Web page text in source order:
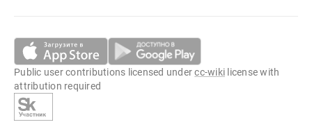
Public user contributions licensed undercc-wiki license with
attribution required